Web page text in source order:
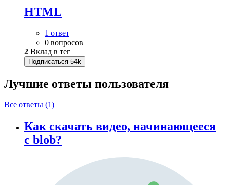
HTML
1 ответ
0 вопросов
2 Вклад в тег
Подписаться 54k
Лучшие ответы пользователя
Все ответы (1)
Как скачать видео, начинающееся
с blob?